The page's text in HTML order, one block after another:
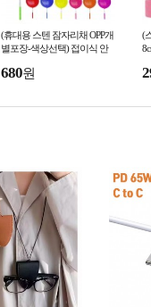
(휴대용 스텐 잠자리채 OPP개
별포장-색상선택) 접이식 안
포장 길이조절 물고기
680원
(